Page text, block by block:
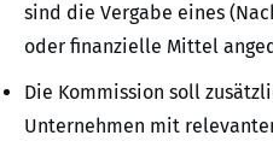
sind die Vergabe eines
oder finanzielle Mittel
Die Kommission soll
Unternehmen mit